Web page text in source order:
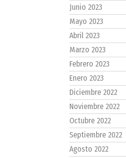
Junio 2023
Mayo 2023
Abril 2023
Marzo 2023
Febrero 2023
Enero 2023
Diciembre 2022
Noviembre 2022
Octubre 2022
Septiembre 2022
Agosto 2022